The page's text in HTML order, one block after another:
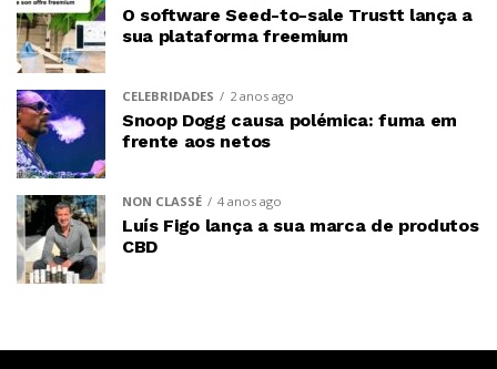
O software Seed-to-sale Trustt lança a
sua plataforma freemium
CELEBRIDADES 2 anos ago
Snoop Dogg causa polémica: fuma em
frente aos netos
NON CLASSÉ 4 anos ago
Luís Figo lança a sua marca de produtos
CBD